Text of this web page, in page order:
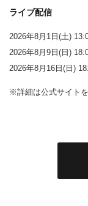
ライブ配信
2026年8月1日(土)
2026年8月9日(日)
2026年8月16日(日)
※詳細は公式サイト